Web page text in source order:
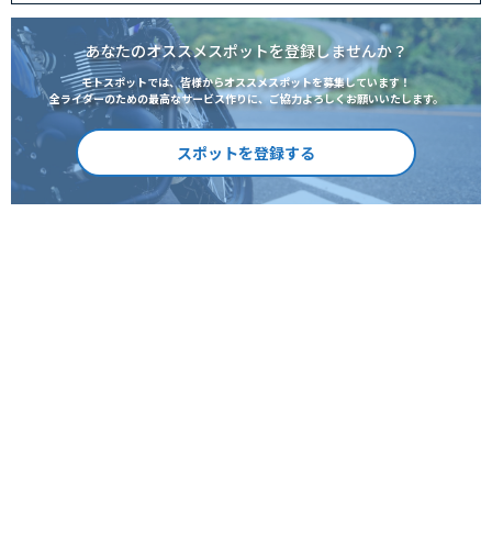
あなたのオススメスポットを登録しませんか？
モトスポットでは、皆様からオススメスポットを募集しています！
全ライダーのための最高なサービス作りに、ご協力よろしくお願いいたします。
スポットを登録する